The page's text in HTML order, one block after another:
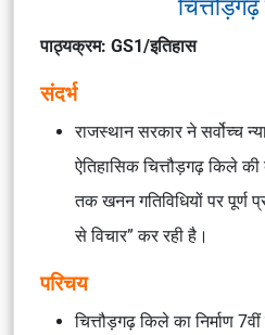
पाठ्यक्रम: GS1/इतिहास
संदर्भ
राजस्थान सरकार ने सर्वोच्च
ऐतिहासिक चित्तौड़गढ़ किले की
तक खनन गतिविधियों पर पूर्ण
से विचार” कर रही है।
परिचय
चित्तौड़गढ़ किले का निर्माण